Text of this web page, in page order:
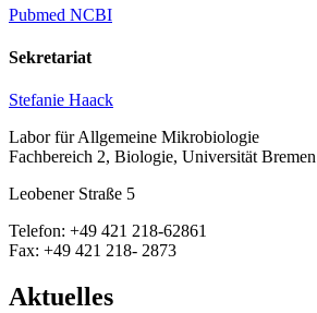
Pubmed NCBI
Sekretariat
Stefanie Haack
Labor für Allgemeine Mikrobiologie
Fachbereich 2, Biologie, Universität Bremen
Leobener Straße 5
Telefon: +49 421 218-62861
Fax: +49 421 218- 2873
Aktuelles